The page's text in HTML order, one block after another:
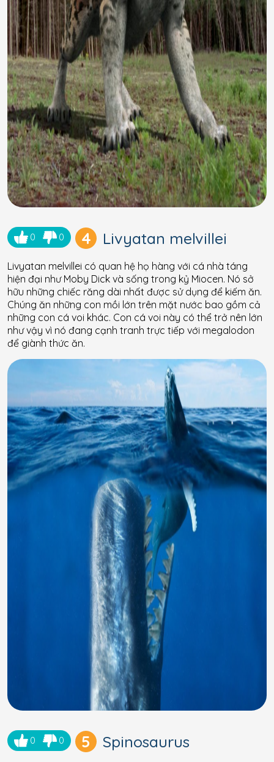
0 0 4 Livyatan melvillei
Livyatan melvillei có quan hệ họ hàng với cá nhà táng
hiện đại như Moby Dick và sống trong kỷ Miocen. Nó sở
hữu những chiếc răng dài nhất được sử dụng để kiếm ăn.
Chúng ăn những con mồi lớn trên mặt nước bao gồm cả
những con cá voi khác. Con cá voi này có thể trở nên lớn
như vậy vì nó đang cạnh tranh trực tiếp với megalodon
để giành thức ăn.
0 0 5 Spinosaurus